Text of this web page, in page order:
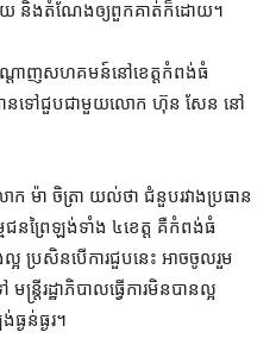
យ និង​តំណែង​ឲ្យ​ពួកគាត់​ក៏ដោយ។
ណ្ដាញ​សហគមន៍​នៅ​ខេត្ត​កំពង់ធំ
រ បាន​ទៅ​ជួប​ជាមួយ​លោក ហ៊ុន សែន នៅ​
ម៉ា ចិត្រា យល់​ថា ជំនួប​រវាង​ប្រធាន​
ន​ព្រៃឡង់​ទាំង ៤​ខេត្ត គឺ​កំពង់ធំ
ល្អ ប្រសិនបើ​ការ​ជួប​នេះ អាច​ចូលរួម​
ត្រី​រដ្ឋាភិបាល​ធ្វើ​ការ​មិន​បាន​ល្អ
ងន់ធ្ងរ។